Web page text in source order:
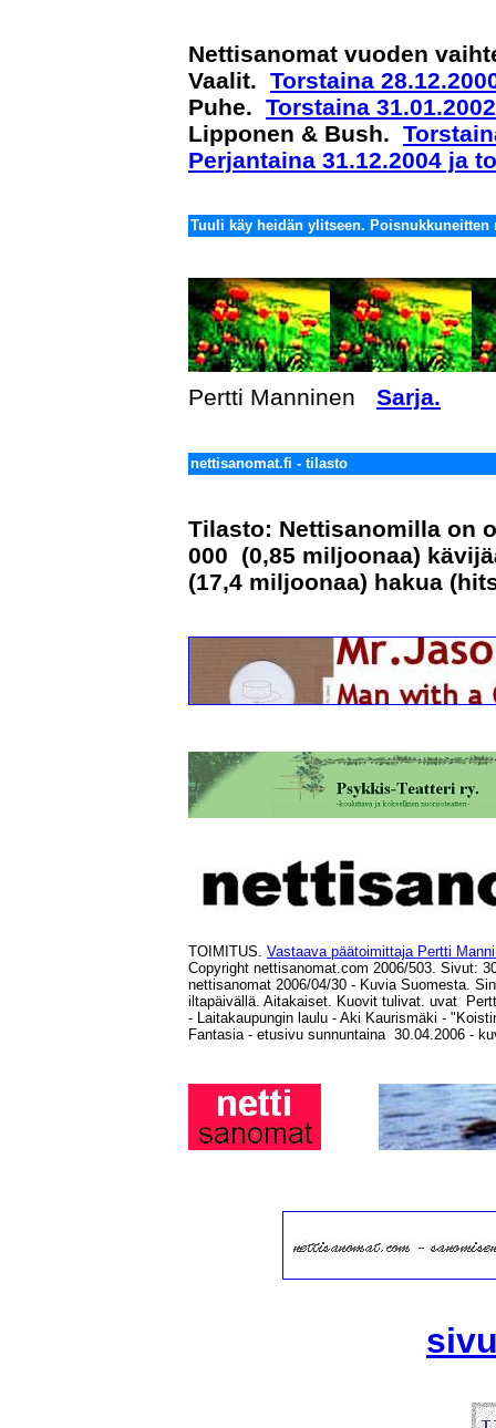
Nettisanomat vuoden
Vaalit. Torstaina
Puhe. Torstaina
Lipponen & Bush.
Perjantaina 31.12.2004 ja
Tuuli käy heidän ylitseen. Poisnukkuneitten
Pertti Manninen Sarja.
nettisanomat.fi - tilasto
Tilasto: Nettisanomilla on
000 (0,85 miljoonaa)
(17,4 miljoonaa) hakua
TOIMITUS. Vastaava päätoimittaja Pertti
Copyright nettisanomat.com 2006/503. Sivut:
nettisanomat 2006/04/30 - Kuvia Suomesta.
iltapäivällä. Aitakaiset. Kuovit tulivat. uvat
- Laitakaupungin laulu - Aki Kaurismäki -
Fantasia - etusivu sunnuntaina 30.04.2006 -